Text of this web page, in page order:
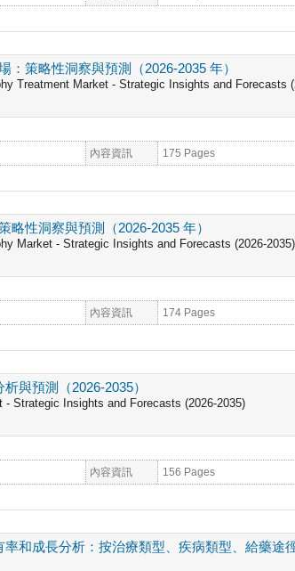
：策略性洞察與預測（2026-2035 年）
Treatment Market - Strategic Insights and Forecasts
內容資訊 175 Pages
略性洞察與預測（2026-2035 年）
Market - Strategic Insights and Forecasts (2026-2035)
內容資訊 174 Pages
與預測（2026-2035）
- Strategic Insights and Forecasts (2026-2035)
內容資訊 156 Pages
和成長分析：按治療類型、疾病類型、給藥途